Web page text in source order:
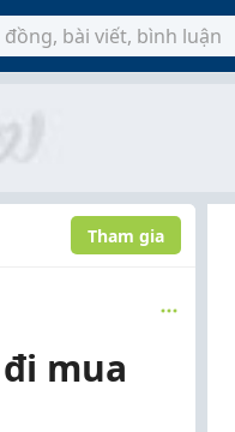
Tham gia
mua